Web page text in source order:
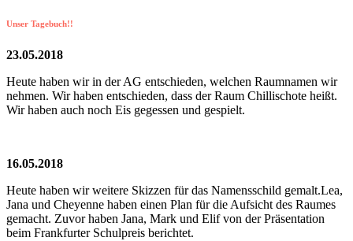
Unser Tagebuch!!
23.05.2018
Heute haben wir in der AG entschieden, welchen Raumnamen wir
nehmen. Wir haben entschieden, dass der Raum Chillischote heißt.
Wir haben auch noch Eis gegessen und gespielt.
16.05.2018
Heute haben wir weitere Skizzen für das Namensschild gemalt.Lea,
Jana und Cheyenne haben einen Plan für die Aufsicht des Raumes
gemacht. Zuvor haben Jana, Mark und Elif von der Präsentation
beim Frankfurter Schulpreis berichtet.